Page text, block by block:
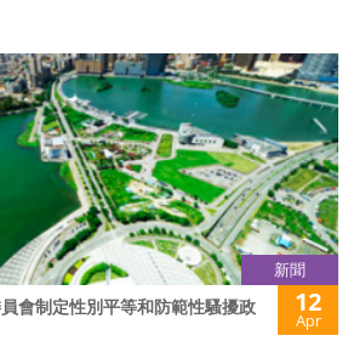
新聞
會制定性別平等和防範性騷擾政
12
Apr